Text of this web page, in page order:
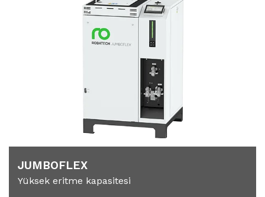
JUMBOFLEX
Yüksek eritme kapasitesi